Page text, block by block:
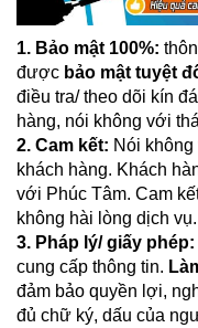
1. Bảo mật 100%:
được bảo mật tuyệt
điều tra/ theo dõi kín
hàng, nói không với
2. Cam kết: Nói
khách hàng. Khách
với Phúc Tâm. Cam
không hài lòng dịch vụ.
3. Pháp lý/ giấy phép:
cung cấp thông tin.
đảm bảo quyền lợi,
đủ chữ ký, dấu của